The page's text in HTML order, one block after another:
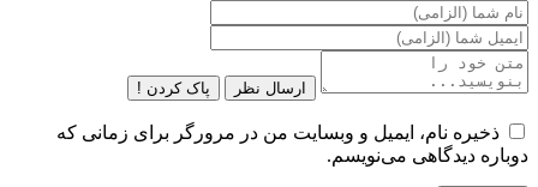
ارسال نظر پاک کردن !
ذخیره نام، ایمیل و وبسایت من در مرورگر برای زمانی که
دوباره دیدگاهی می‌نویسم.